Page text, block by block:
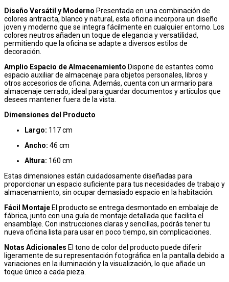
Diseño Versátil y Moderno Presentada en una combinación de
colores antracita, blanco y natural, esta oficina incorpora un diseño
joven y moderno que se integra fácilmente en cualquier entorno. Los
colores neutros añaden un toque de elegancia y versatilidad,
permitiendo que la oficina se adapte a diversos estilos de
decoración.
Amplio Espacio de Almacenamiento Dispone de estantes como
espacio auxiliar de almacenaje para objetos personales, libros y
otros accesorios de oficina. Además, cuenta con un armario para
almacenaje cerrado, ideal para guardar documentos y artículos que
desees mantener fuera de la vista.
Dimensiones del Producto
Largo: 117 cm
Ancho: 46 cm
Altura: 160 cm
Estas dimensiones están cuidadosamente diseñadas para
proporcionar un espacio suficiente para tus necesidades de trabajo y
almacenamiento, sin ocupar demasiado espacio en la habitación.
Fácil Montaje El producto se entrega desmontado en embalaje de
fábrica, junto con una guía de montaje detallada que facilita el
ensamblaje. Con instrucciones claras y sencillas, podrás tener tu
nueva oficina lista para usar en poco tiempo, sin complicaciones.
Notas Adicionales El tono de color del producto puede diferir
ligeramente de su representación fotográfica en la pantalla debido a
variaciones en la iluminación y la visualización, lo que añade un
toque único a cada pieza.